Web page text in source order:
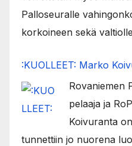
Palloseuralle
korkoineen sekä valtiolle
:KUOLLEET: Marko
Rovaniemen
pelaaja ja
Koivuranta
tunnettiin jo nuorena